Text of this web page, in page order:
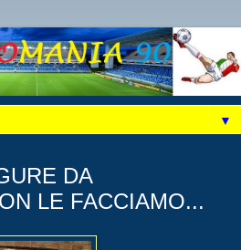
▼
DA
LE FACCIAMO...